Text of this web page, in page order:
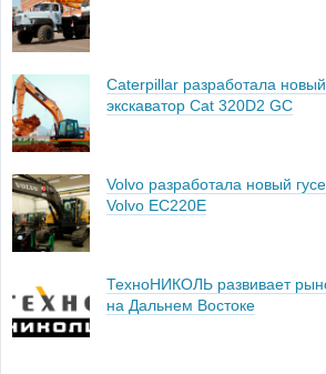
Caterpillar разработала
экскаватор Cat 320D2 GC
Volvo разработала новый
Volvo EC220E
ТехноНИКОЛЬ развивает
на Дальнем Востоке